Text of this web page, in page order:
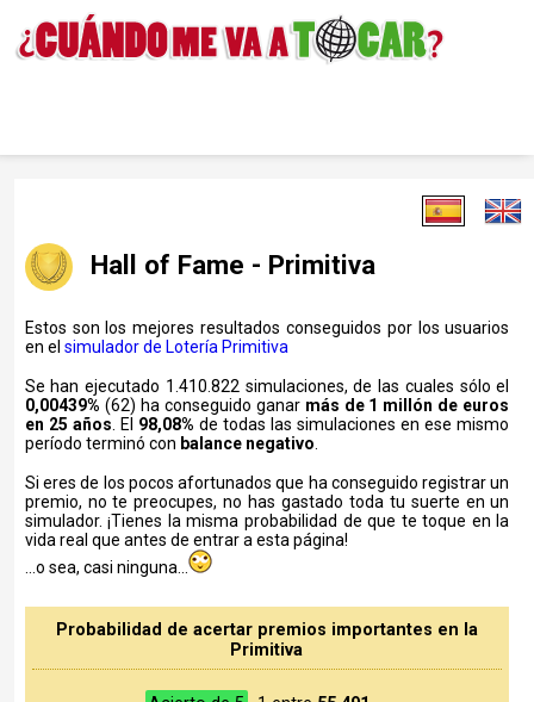
Hall of Fame - Primitiva
Estos son los mejores resultados conseguidos por los usuarios
en el simulador de Lotería Primitiva
Se han ejecutado 1.410.822 simulaciones, de las cuales sólo el
0,00439% (62) ha conseguido ganar más de 1 millón de euros
en 25 años . El 98,08% de todas las simulaciones en ese mismo
período terminó con balance negativo
Si eres de los pocos afortunados que ha conseguido registrar un
premio, no te preocupes, no has gastado toda tu suerte en un
simulador. ¡Tienes la misma probabilidad de que te toque en la
vida real que antes de entrar a esta página!
...o sea, casi ninguna...
Probabilidad de acertar premios importantes en la
Primitiva